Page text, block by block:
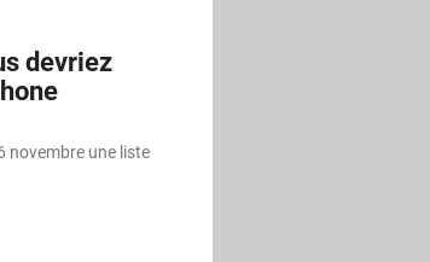
devriez
novembre une liste